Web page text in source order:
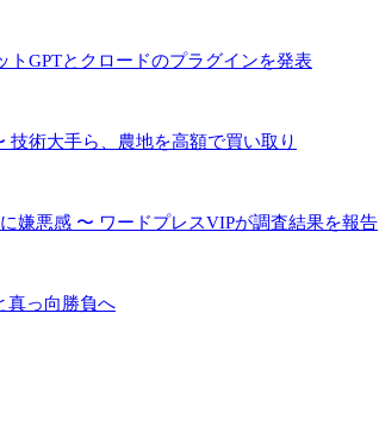
GPTとクロードのプラグインを発表
術大手ら、農地を高額で買い取り
嫌悪感 〜 ワードプレスVIPが調査結果を報告
真っ向勝負へ